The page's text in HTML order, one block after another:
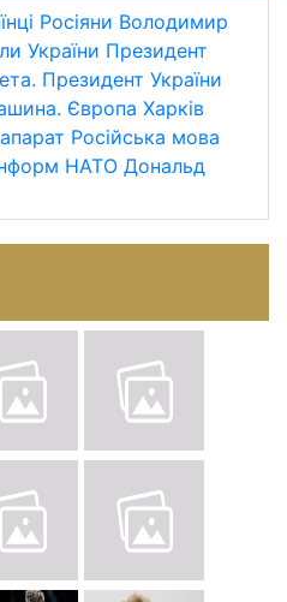
Росіяни Володимир
України Президент
Президент України
Європа Харків
Російська мова
НАТО Дональд